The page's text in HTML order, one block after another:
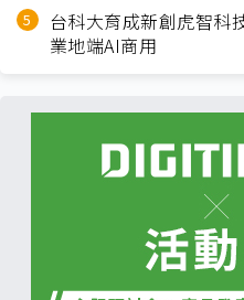
台科大育成新創虎智科
業地端AI商用